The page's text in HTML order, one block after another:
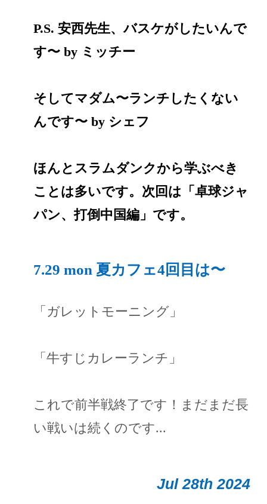
P.S. 安西先生、バスケがしたいんで
す〜 by ミッチー
そしてマダム〜ランチしたくない
んです〜 by シェフ
ほんとスラムダンクから学ぶべき
ことは多いです。次回は「卓球ジャ
パン、打倒中国編」です。
7.29 mon 夏カフェ4回目は〜
「ガレットモーニング」
「牛すじカレーランチ」
これで前半戦終了です！まだまだ長
い戦いは続くのです...
Jul 28th 2024